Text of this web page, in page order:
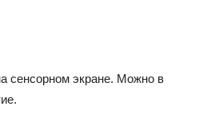
сенсорном экране. Можно в